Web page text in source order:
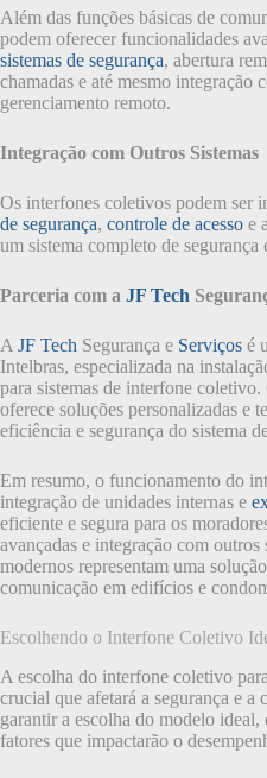
Além das funções básicas de
podem oferecer funcionalidades
sistemas de segurança, abertura
chamadas e até mesmo integração
gerenciamento remoto.
Integração com Outros Sistemas
Os interfones coletivos podem ser
de segurança, controle de acesso e
um sistema completo de
Parceria com a JF Tech
A JF Tech Segurança e Serviços é
Intelbras, especializada na
para sistemas de interfone
oferece soluções personalizadas e
eficiência e segurança do sistema
Em resumo, o funcionamento do
integração de unidades internas e
eficiente e segura para os
avançadas e integração com
modernos representam uma
comunicação em edifícios e
Escolhendo o Interfone Coletivo
A escolha do interfone coletivo
crucial que afetará a segurança e a
garantir a escolha do modelo
fatores que impactarão o